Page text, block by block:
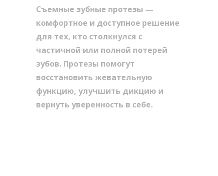
Съемные зубные протезы —
комфортное и доступное решение
для тех, кто столкнулся с
частичной или полной потерей
зубов. Протезы помогут
восстановить жевательную
функцию, улучшить дикцию и
вернуть уверенность в себе.